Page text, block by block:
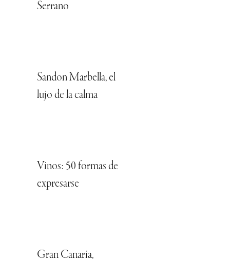
Serrano
Sandon Marbella, el
lujo de la calma
Vinos: 50 formas de
expresarse
Gran Canaria,